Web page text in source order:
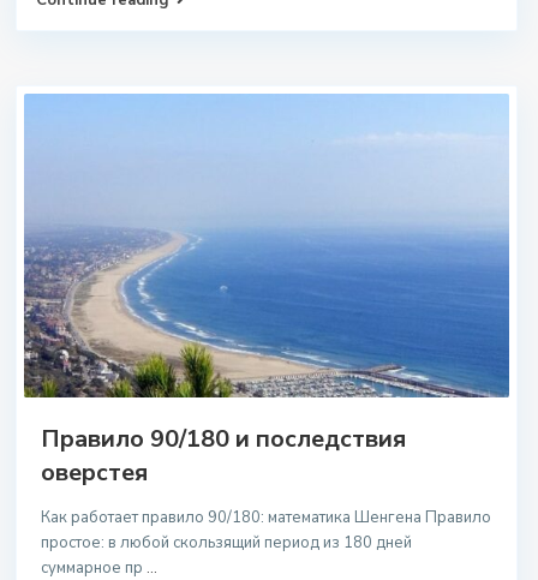
Правило 90/180 и последствия
оверстея
Как работает правило 90/180: математика Шенгена Правило
простое: в любой скользящий период из 180 дней
суммарное пр ...